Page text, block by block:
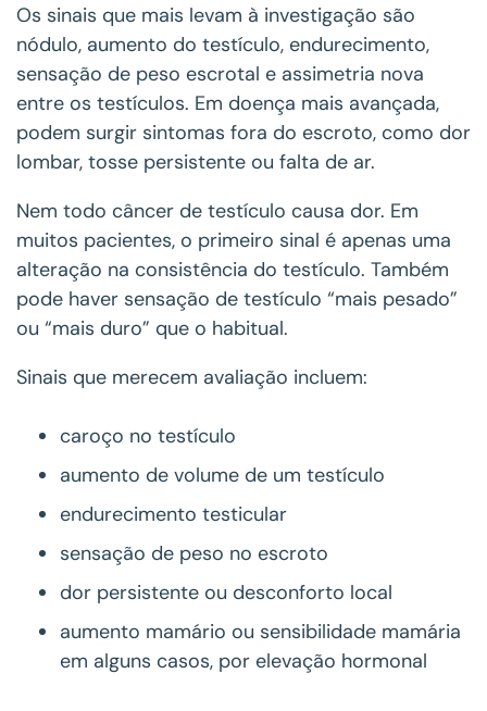
Os sinais que mais levam à investigação são
nódulo, aumento do testículo, endurecimento,
sensação de peso escrotal e assimetria nova
entre os testículos. Em doença mais avançada,
podem surgir sintomas fora do escroto, como dor
lombar, tosse persistente ou falta de ar.
Nem todo câncer de testículo causa dor. Em
muitos pacientes, o primeiro sinal é apenas uma
alteração na consistência do testículo. Também
pode haver sensação de testículo “mais pesado”
ou “mais duro” que o habitual.
Sinais que merecem avaliação incluem:
caroço no testículo
aumento de volume de um testículo
endurecimento testicular
sensação de peso no escroto
dor persistente ou desconforto local
aumento mamário ou sensibilidade mamária
em alguns casos, por elevação hormonal